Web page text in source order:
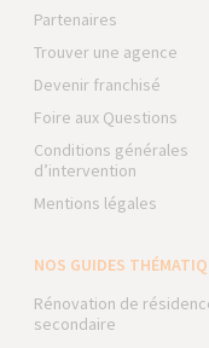
Partenaires
Trouver une agence
Devenir franchisé
Foire aux Questions
Conditions générales
d’intervention
Mentions légales
NOS GUIDES
Rénovation de
secondaire